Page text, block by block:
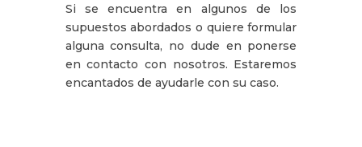
Si se encuentra en algunos de los
supuestos abordados o quiere formular
alguna consulta, no dude en ponerse
en contacto con nosotros. Estaremos
encantados de ayudarle con su caso.